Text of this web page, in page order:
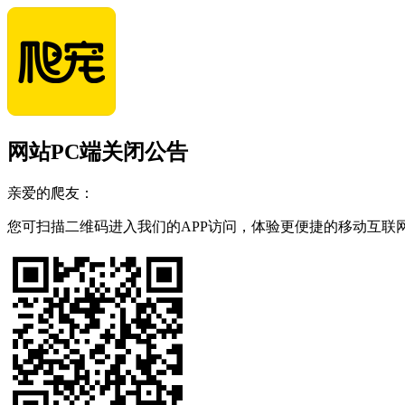
网站PC端关闭公告
亲爱的爬友：
您可扫描二维码进入我们的APP访问，体验更便捷的移动互联